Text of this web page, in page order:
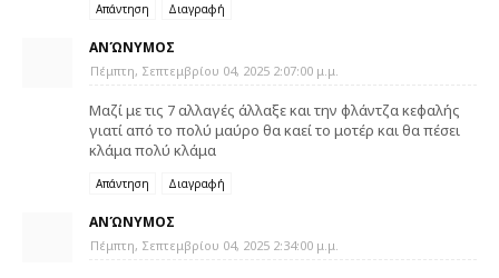
Απάντηση Διαγραφή
ΑΝΏΝΥΜΟΣ
Πέμπτη, Σεπτεμβρίου 04, 2025 2:07:00 μ.μ.
Μαζί με τις 7 αλλαγές άλλαξε και την φλάντζα κεφαλής
γιατί από το πολύ μαύρο θα καεί το μοτέρ και θα πέσει
κλάμα πολύ κλάμα
Απάντηση Διαγραφή
ΑΝΏΝΥΜΟΣ
Πέμπτη, Σεπτεμβρίου 04, 2025 2:34:00 μ.μ.